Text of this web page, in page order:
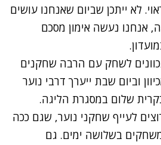
לא ייתכן שביום שאנחנו עושים
אנחנו נעשה אימון מסכם
לשחק עם הרבה שחקנים
וביום שבת ייערך דרבי נוער
שלום במסגרת הליגה.
לעייף שחקני נוער, שגם ככה
בשלושה ימים. גם